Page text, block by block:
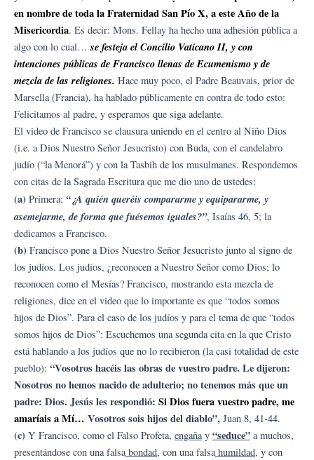
en nombre de toda la Fraternidad San Pío X, a este Año de la
Misericordia. Es decir: Mons. Fellay ha hecho una adhesión pública a
algo con lo cual… se festeja el Concilio Vaticano II, y con
intenciones públicas de Francisco llenas de Ecumenismo y de
mezcla de las religiones. Hace muy poco, el Padre Beauvais, prior de
Marsella (Francia), ha hablado públicamente en contra de todo esto:
Felicitamos al padre, y esperamos que siga adelante.
El video de Francisco se clausura uniendo en el centro al Niño Dios
(i.e. a Dios Nuestro Señor Jesucristo) con Buda, con el candelabro
judío (“la Menorá”) y con la Tasbih de los musulmanes. Respondemos
con citas de la Sagrada Escritura que me dio uno de ustedes:
(a) Primera: “¿A quién queréis compararme y equipararme, y
asemejarme, de forma que fuésemos iguales?”, Isaías 46, 5; la
dedicamos a Francisco.
(b) Francisco pone a Dios Nuestro Señor Jesucristo junto al signo de
los judíos. Los judíos, ¿reconocen a Nuestro Señor como Dios; lo
reconocen como el Mesías? Francisco, mostrando esta mezcla de
religiones, dice en el video que lo importante es que “todos somos
hijos de Dios”. Para el caso de los judíos y para el tema de que “todos
somos hijos de Dios”: Escuchemos una segunda cita en la que Cristo
está hablando a los judíos que no lo recibieron (la casi totalidad de este
pueblo): “Vosotros hacéis las obras de vuestro padre. Le dijeron:
Nosotros no hemos nacido de adulterio; no tenemos más que un
padre: Dios. Jesús les respondió: Si Dios fuera vuestro padre, me
amaríais a Mí… Vosotros sois hijos del diablo”, Juan 8, 41-44.
(c) Y Francisco, como el Falso Profeta, engaña y “seduce” a muchos,
presentándose con una falsa bondad, con una falsa humildad, y con